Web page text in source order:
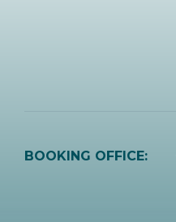
BOOKING OFFICE: